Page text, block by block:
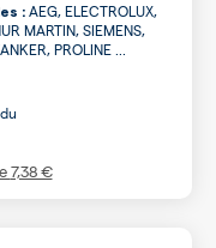
: AEG, ELECTROLUX,
MARTIN, SIEMENS,
PROLINE ...
7,38 €